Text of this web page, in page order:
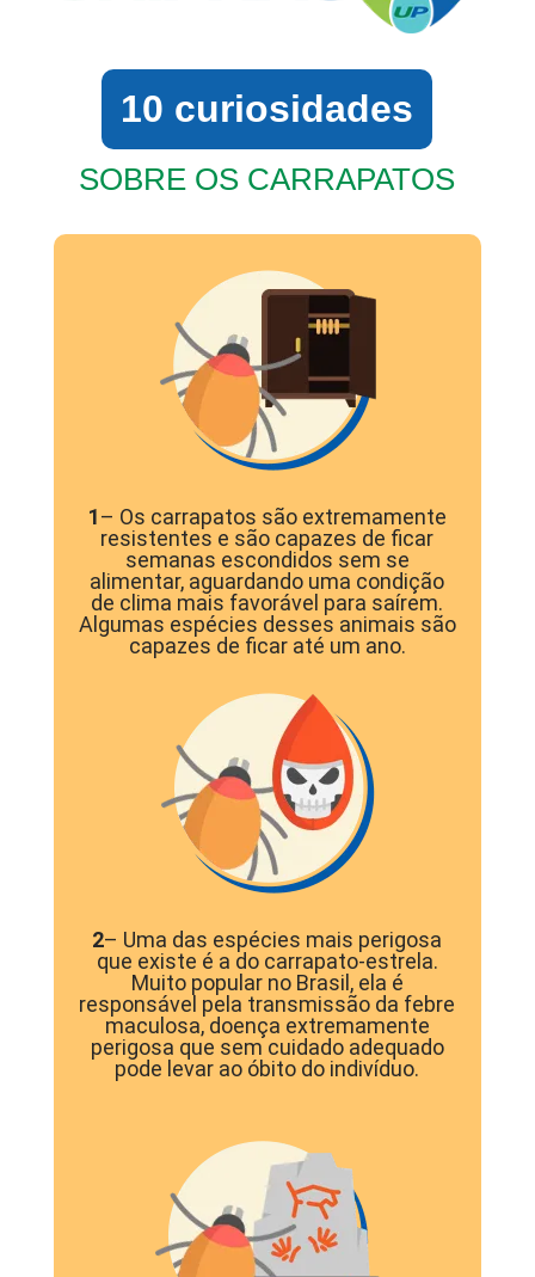
10 curiosidades
SOBRE OS CARRAPATOS
1– Os carrapatos são extremamente
resistentes e são capazes de ficar
semanas escondidos sem se
alimentar, aguardando uma condição
de clima mais favorável para saírem.
Algumas espécies desses animais são
capazes de ficar até um ano.
2– Uma das espécies mais perigosa
que existe é a do carrapato-estrela.
Muito popular no Brasil, ela é
responsável pela transmissão da febre
maculosa, doença extremamente
perigosa que sem cuidado adequado
pode levar ao óbito do indivíduo.